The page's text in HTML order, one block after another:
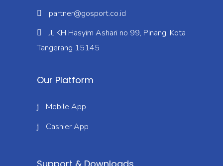
partner@gosport.co.id
Jl. KH Hasyim Ashari no 99, Pinang, Kota
Tangerang 15145
Our Platform
Mobile App
Cashier App
Support & Downloads